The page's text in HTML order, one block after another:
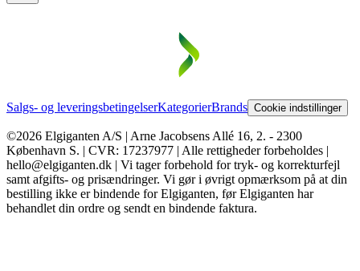
Salgs- og leveringsbetingelserKategorierBrands Cookie indstillinger
©2026 Elgiganten A/S | Arne Jacobsens Allé 16, 2. - 2300
København S. | CVR: 17237977 | Alle rettigheder forbeholdes |
hello@elgiganten.dk | Vi tager forbehold for tryk- og korrekturfejl
samt afgifts- og prisændringer. Vi gør i øvrigt opmærksom på at din
bestilling ikke er bindende for Elgiganten, før Elgiganten har
behandlet din ordre og sendt en bindende faktura.